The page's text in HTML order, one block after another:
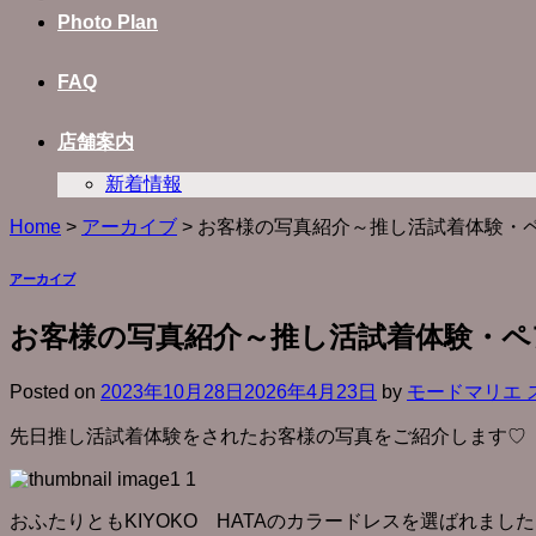
Photo Plan
FAQ
店舗案内
新着情報
Home > アーカイブ > お客様の写真紹介～推し活試着体験・
アーカイブ
お客様の写真紹介～推し活試着体験・ペ
Posted on 2023年10月28日 2026年4月23日 by モードマリエ
先日推し活試着体験をされたお客様の写真をご紹介します♡
おふたりともKIYOKO HATAのカラードレスを選ばれました